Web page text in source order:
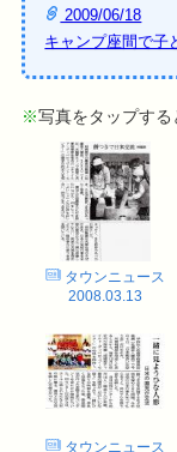
2009/06/18
キャンプ座間で子
※写真をタップする
タウンニュース
2008.03.13
タウンニュース